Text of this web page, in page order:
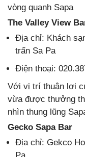
vòng quanh Sapa
The Valley View
Địa chỉ: Khách
trấn Sa Pa
Điện thoại:
Với vị trí thuận lợi
vừa được thưởng
nhìn thung lũng
Gecko Sapa Bar
Địa chỉ: Gekco